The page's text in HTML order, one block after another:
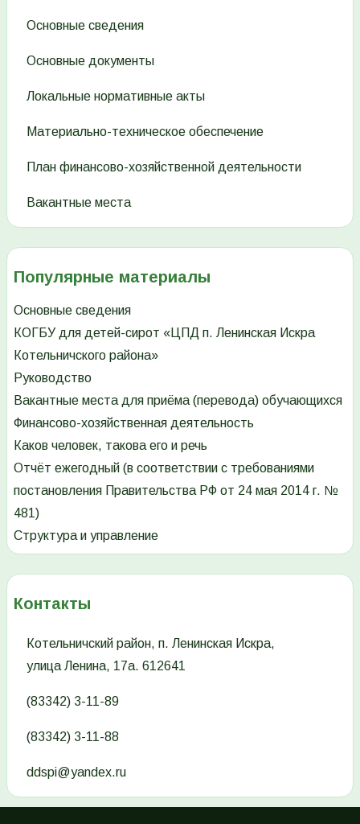
Основные сведения
Основные документы
Локальные нормативные акты
Материально-техническое обеспечение
План финансово-хозяйственной деятельности
Вакантные места
Популярные материалы
Основные сведения
КОГБУ для детей-сирот «ЦПД п. Ленинская Искра
Котельничского района»
Руководство
Вакантные места для приёма (перевода) обучающихся
Финансово-хозяйственная деятельность
Каков человек, такова его и речь
Отчёт ежегодный (в соответствии с требованиями
постановления Правительства РФ от 24 мая 2014 г. №
481)
Структура и управление
Контакты
Котельничский район, п. Ленинская Искра,
улица Ленина, 17а. 612641
(83342) 3-11-89
(83342) 3-11-88
ddspi@yandex.ru